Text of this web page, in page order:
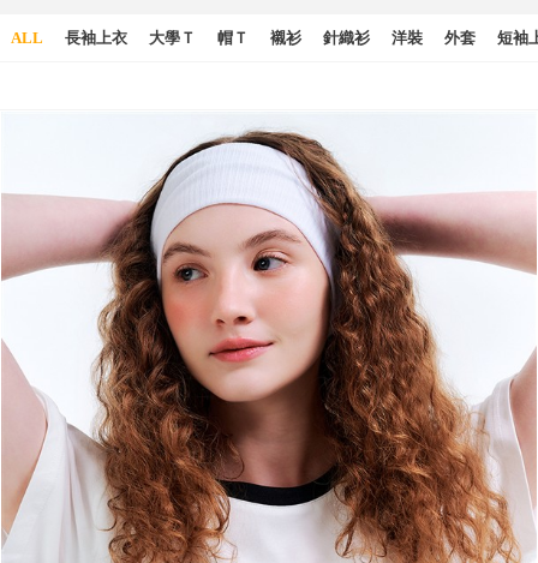
ALL 長袖上衣 大學Ｔ 帽Ｔ 襯衫 針織衫 洋裝 外套 短袖